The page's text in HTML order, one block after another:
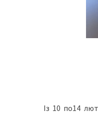
Із 10 по14